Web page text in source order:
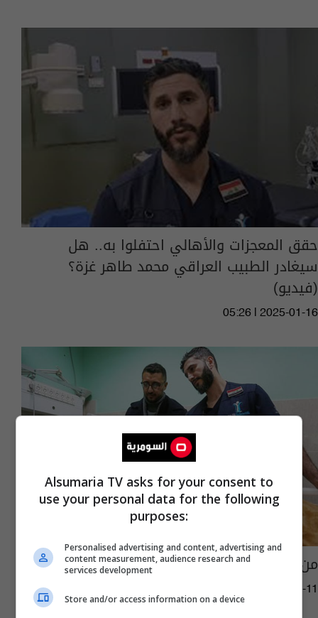
حقق المعجزات والأهالي احتفلوا به.. هل
سيغادر الطبيب العراقي محمد طاهر غزة؟
(فيديو)
05:26 | 2025-01-16
من هو الطبيب العراقي المعجزة محمد طاهر؟
02:19 | 2025-01-11
Alsumaria TV asks for your consent to
use your personal data for the following
purposes:
Personalised advertising and content, advertising and
content measurement, audience research and
services development
Store and/or access information on a device